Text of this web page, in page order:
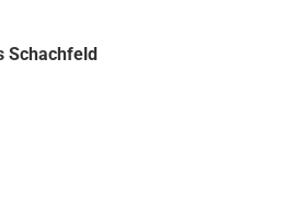
Schachfeld